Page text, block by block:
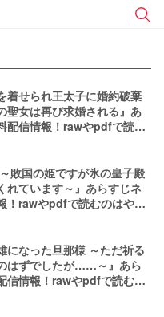
着せられ王太子に婚約破棄
聖女は再び求婚される』あ
配信情報！rawやpdfで読む
敗国の姫ですが氷の皇子殿
れています～』あらすじネ
！rawやpdfで読むのはやめ
になった旦那様 ～ただ祈る
はずでしたが……～』あら
信情報！rawやpdfで読むの